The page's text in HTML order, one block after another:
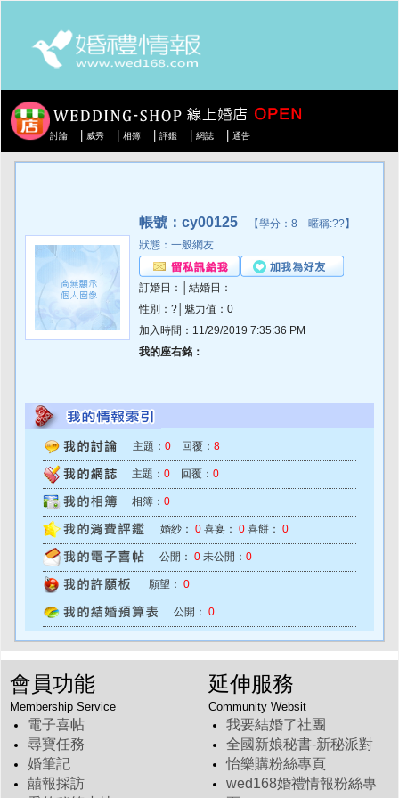
討論 威秀 相簿 評鑑 網誌 通告
帳號：cy00125 【學分：8 暱稱:??】
狀態：一般網友
訂婚日：│結婚日：
性別：?│魅力值：0
加入時間：11/29/2019 7:35:36 PM
我的座右銘：
主題： 0 回覆： 8
主題： 0 回覆： 0
相簿： 0
婚紗： 0 喜宴： 0 喜餅： 0
公開： 0 未公開： 0
願望： 0
公開： 0
會員功能
Membership Service
電子喜帖
尋寶任務
婚筆記
囍報採訪
延伸服務
Community Websit
我要結婚了社團
全國新娘秘書-新秘派對
怡樂購粉絲專頁
wed168婚禮情報粉絲專